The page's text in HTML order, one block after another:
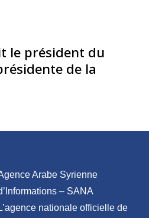
le président du
de la
Arabe Syrienne
– SANA
L’agence nationale officielle de